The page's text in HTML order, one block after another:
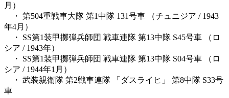
月）
・ 第504重戦車大隊 第1中隊 131号車 （チュニジア / 1943
年4月）
・ SS第1装甲擲弾兵師団 戦車連隊 第13中隊 S45号車 （ロ
シア / 1943年）
・ SS第1装甲擲弾兵師団 戦車連隊 第13中隊 S04号車 （ロ
シア / 1944年1月）
・ 武装親衛隊 第2戦車連隊 「ダスライヒ」 第8中隊 S33号
車